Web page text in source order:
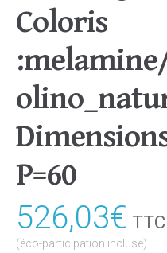
Coloris
P=60
526,03€ TTC
(éco-participation incluse)